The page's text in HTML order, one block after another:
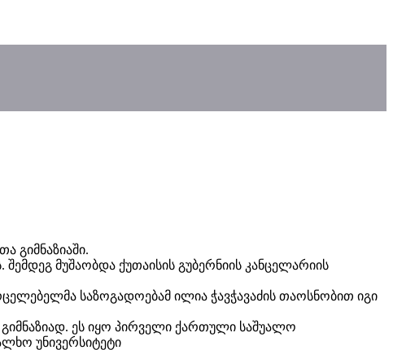
გიმნაზიაში.
მუშაობდა ქუთაისის გუბერნიის კანცელარიის
საზოგადოებამ ილია ჭავჭავაძის თაოსნობით იგი
ეს იყო პირველი ქართული საშუალო
უნივერსიტეტი